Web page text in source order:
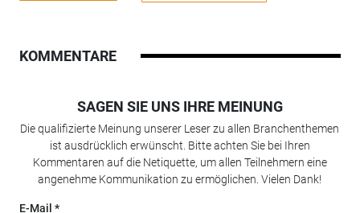
KOMMENTARE
SAGEN SIE UNS IHRE MEINUNG
Die qualifizierte Meinung unserer Leser zu allen Branchenthemen
ist ausdrücklich erwünscht. Bitte achten Sie bei Ihren
Kommentaren auf die Netiquette, um allen Teilnehmern eine
angenehme Kommunikation zu ermöglichen. Vielen Dank!
E-Mail